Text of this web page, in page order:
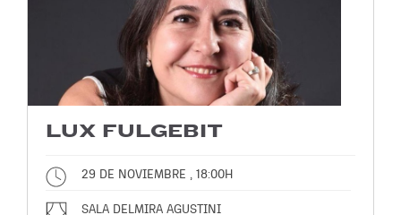
LUX FULGEBIT
29 DE NOVIEMBRE , 18:00H
SALA DELMIRA AGUSTINI